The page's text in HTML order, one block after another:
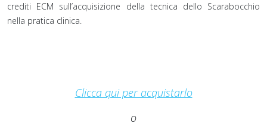
crediti ECM sull’acquisizione della tecnica dello Scarabocchio
nella pratica clinica.
Clicca qui per acquistarlo
o